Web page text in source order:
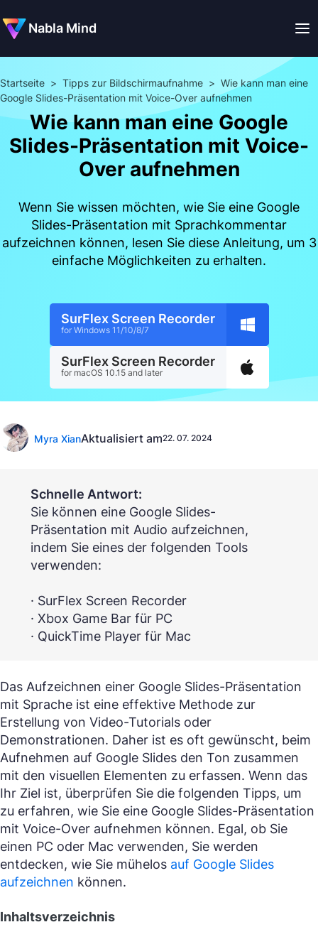
Nabla Mind
Startseite > Tipps zur Bildschirmaufnahme > Wie kann man eine
Google Slides-Präsentation mit Voice-Over aufnehmen
Wie kann man eine Google
Slides-Präsentation mit Voice-
Over aufnehmen
Wenn Sie wissen möchten, wie Sie eine Google
Slides-Präsentation mit Sprachkommentar
aufzeichnen können, lesen Sie diese Anleitung, um 3
einfache Möglichkeiten zu erhalten.
SurFlex Screen Recorder
for Windows 11/10/8/7
SurFlex Screen Recorder
for macOS 10.15 and later
Myra XianAktualisiert am22. 07. 2024
Schnelle Antwort:
Sie können eine Google Slides-
Präsentation mit Audio aufzeichnen,
indem Sie eines der folgenden Tools
verwenden:
· SurFlex Screen Recorder
· Xbox Game Bar für PC
· QuickTime Player für Mac
Das Aufzeichnen einer Google Slides-Präsentation
mit Sprache ist eine effektive Methode zur
Erstellung von Video-Tutorials oder
Demonstrationen. Daher ist es oft gewünscht, beim
Aufnehmen auf Google Slides den Ton zusammen
mit den visuellen Elementen zu erfassen. Wenn das
Ihr Ziel ist, überprüfen Sie die folgenden Tipps, um
zu erfahren, wie Sie eine Google Slides-Präsentation
mit Voice-Over aufnehmen können. Egal, ob Sie
einen PC oder Mac verwenden, Sie werden
entdecken, wie Sie mühelos auf Google Slides
aufzeichnen können.
Inhaltsverzeichnis